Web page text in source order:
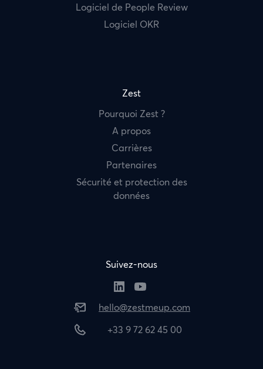
Logiciel de People Review
Logiciel OKR
Zest
Pourquoi Zest ?
A propos
Carrières
Partenaires
Sécurité et protection des
données
Suivez-nous
hello@zestmeup.com
+33 9 72 62 45 00